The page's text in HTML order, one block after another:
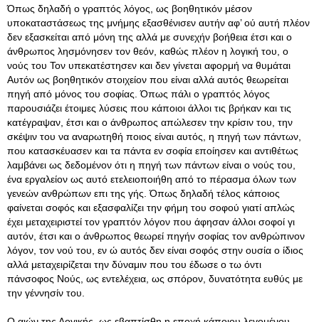
Όπως δηλαδή ο γραπτός λόγος, ως βοηθητικόν μέσον
υποκαταστάσεως της μνήμης εξασθένισεν αυτήν αφ’ ού αυτή πλέον
δεν εξασκείται από μόνη της αλλά με συνεχήν βοήθεια έτσι και ο
άνθρωπος λησμόνησεν τον θεόν, καθώς πλέον η λογική του, ο
νούς του Τον υπεκατέστησεν και δεν γίνεται αφορμή να θυμάται
Αυτόν ως βοηθητικόν στοιχείον που είναι αλλά αυτός θεωρείται
πηγή από μόνος του σοφίας. Όπως πάλι ο γραπτός λόγος
παρουσιάζει έτοιμες λύσεις που κάποιοι άλλοι τις βρήκαν και τις
κατέγραψαν, έτσι και ο άνθρωπος απώλεσεν την κρίσιν του, την
σκέψιν του να αναρωτηθή ποιος είναι αυτός, η πηγή των πάντων,
που κατασκέυασεν και τα πάντα εν σοφία εποίησεν και αντιθέτως
λαμβάνει ως δεδομένον ότι η πηγή των πάντων είναι ο νούς του,
ένα εργαλείον ως αυτό ετελειοποιήθη από το πέρασμα όλων των
γενεών ανθρώπων επι της γής. Όπως δηλαδή τέλος κάποιος
φαίνεται σοφός και εξασφαλίζει την φήμη του σοφού γιατί απλώς
έχει μεταχειριστεί τον γραπτόν λόγον που άφησαν άλλοι σοφοί γι
αυτόν, έτσι και ο άνθρωπος θεωρεί πηγήν σοφίας τον ανθρώπινον
λόγον, τον νού του, εν ώ αυτός δεν είναι σοφός στην ουσία ο ίδιος
αλλά μεταχειρίζεται την δύναμιν που του έδωσε ο τω όντι
πάνσοφος Νούς, ως εντελέχεια, ως σπόρον, δυνατότητα ευθύς με
την γέννησίν του.